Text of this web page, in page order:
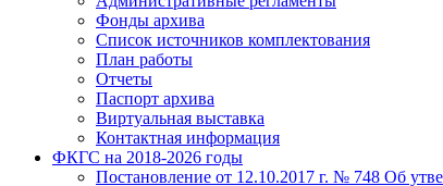
Фонды архива
Список источников комплектования
План работы
Отчеты
Паспорт архива
Виртуальная выставка
Контактная информация
ФКГС на 2018-2026 годы
Постановление от 12.10.2017 г. № 748 Об